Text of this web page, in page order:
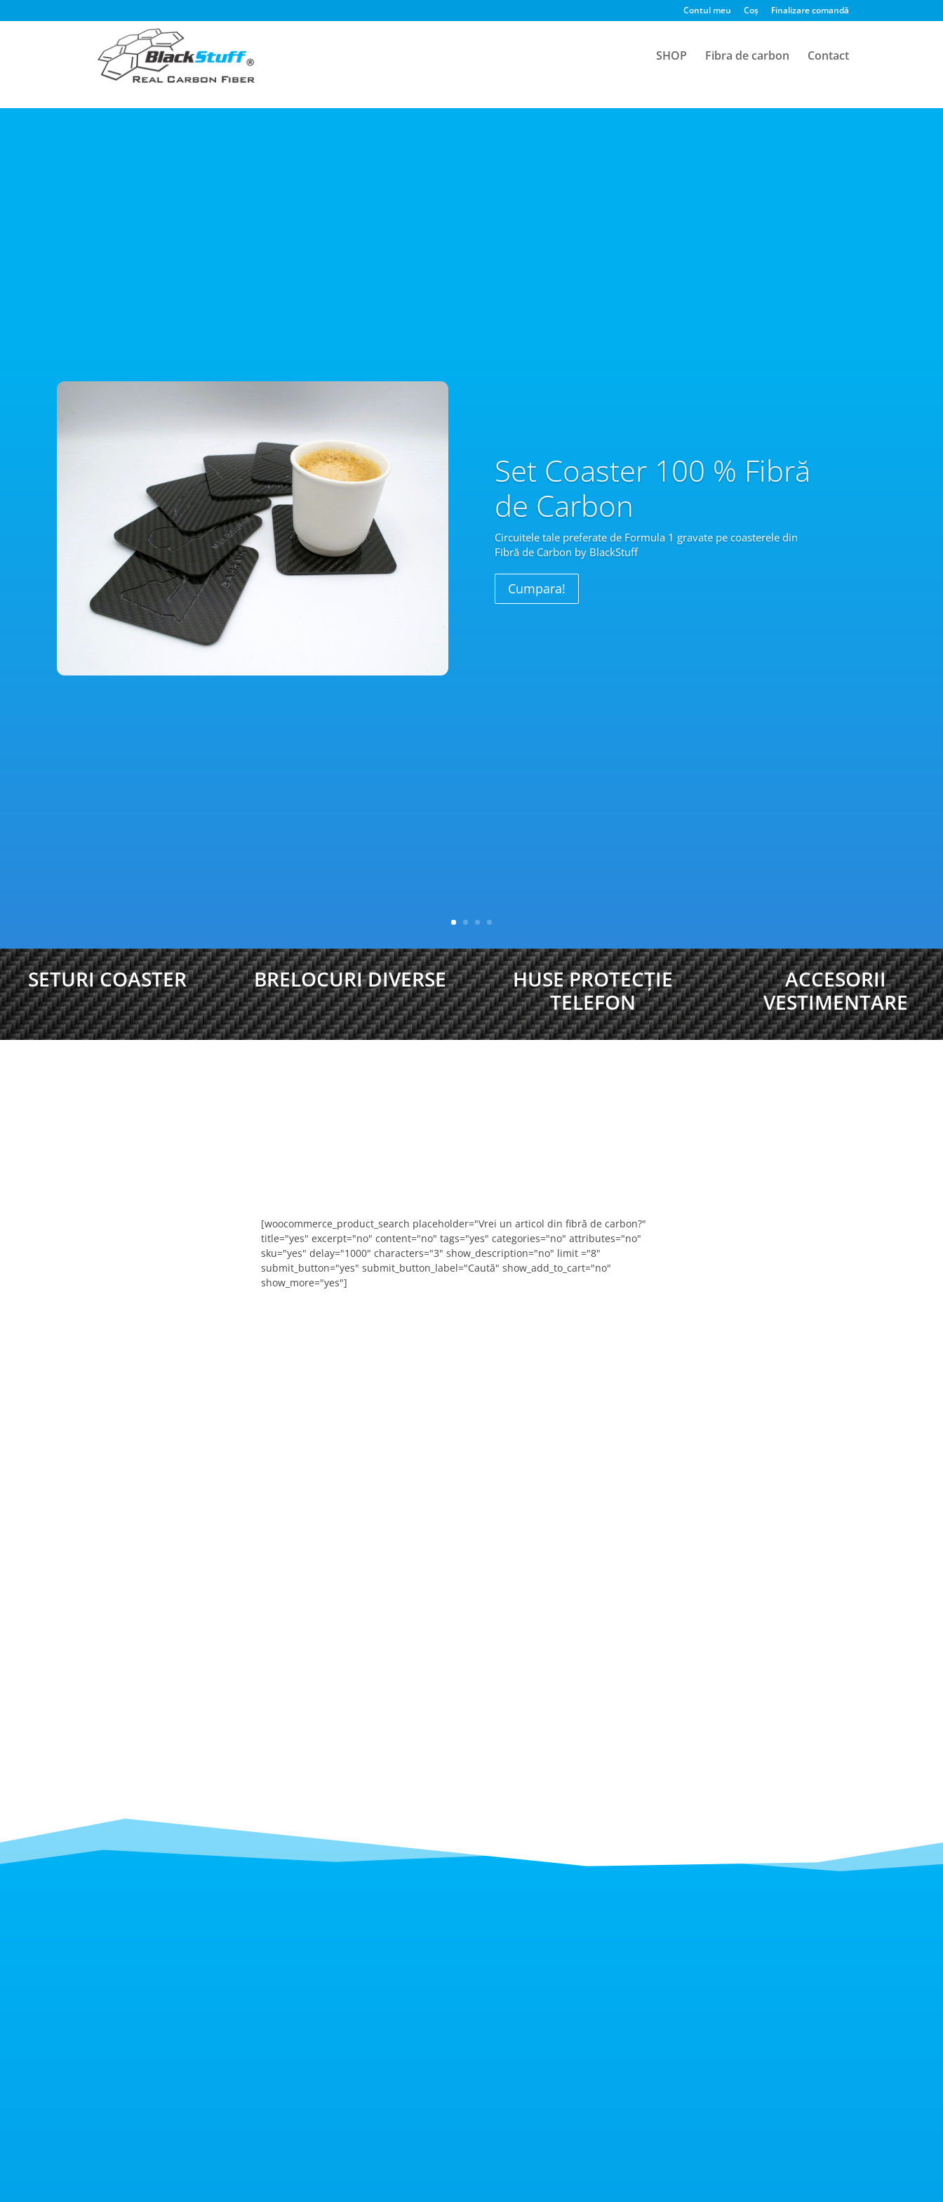
Contul meu Coș Finalizare comandă
SHOP Fibra de carbon Contact
Set Coaster 100 % Fibră
de Carbon
Circuitele tale preferate de Formula 1 gravate pe coasterele din
Fibrăde Carbon by BlackStuff
Cumpara!
SETURI COASTER BRELOCURI DIVERSE
HUSE PROTECȚIE
TELEFON
ACCESORII
VESTIMENTARE
[woocommerce_product_search placeholder="Vrei un articol din fibră de carbon?"
title="yes" excerpt="no" content="no" tags="yes" categories="no" attributes="no"
sku="yes" delay="1000" characters="3" show_description="no" limit ="8"
submit_button="yes" submit_button_label="Caută" show_add_to_cart="no"
show_more="yes"]